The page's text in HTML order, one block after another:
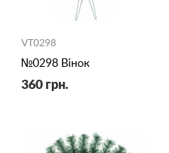
VT0298
№0298 Вінок
360 грн.